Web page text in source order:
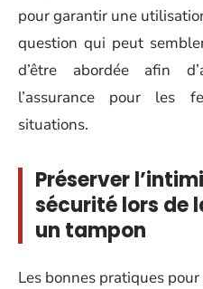
pour garantir une
question qui peut
d’être abordée afin
l’assurance pour les
situations.
Préserver
sécurité lors de
un tampon
Les bonnes pratiques